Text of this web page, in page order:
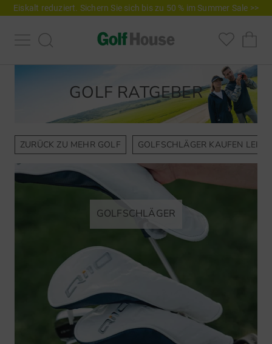
Eiskalt reduziert. Sichern Sie sich bis zu 50 % im Summer Sale >>
GOLF RATGEBER
ZURÜCK ZU MEHR GOLF GOLFSCHLÄGER KAUFEN
GOLFSCHLÄGER